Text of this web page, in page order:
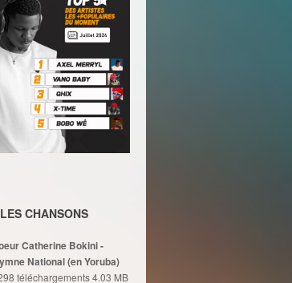
CHANSONS
Catherine Bokini -
National (en Yoruba)
téléchargements4.03 MB